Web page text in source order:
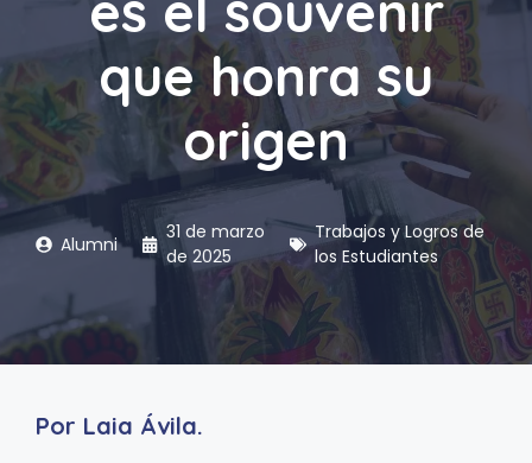
que honra su
origen
Alumni
31 de marzo
de 2025
Trabajos y Logros de
los Estudiantes
Por Laia Ávila.